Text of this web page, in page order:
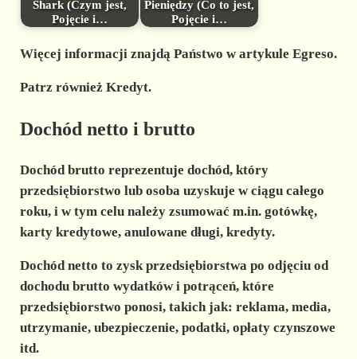
Shark (Czym jest,
Pojęcie i…
Pieniędzy (Co to jest,
Pojęcie i…
Więcej informacji znajdą Państwo w artykule Egreso.
Patrz również Kredyt.
Dochód netto i brutto
Dochód brutto reprezentuje dochód, który
przedsiębiorstwo lub osoba uzyskuje w ciągu całego
roku, i w tym celu należy zsumować m.in. gotówkę,
karty kredytowe, anulowane długi, kredyty.
Dochód netto to zysk przedsiębiorstwa po odjęciu od
dochodu brutto wydatków i potrąceń, które
przedsiębiorstwo ponosi, takich jak: reklama, media,
utrzymanie, ubezpieczenie, podatki, opłaty czynszowe
itd.